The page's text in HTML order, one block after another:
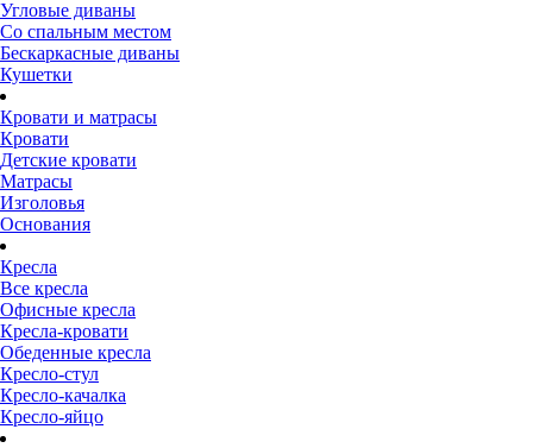
Угловые диваны
Со спальным местом
Бескаркасные диваны
Кушетки
Кровати и матрасы
Кровати
Детские кровати
Матрасы
Изголовья
Основания
Кресла
Все кресла
Офисные кресла
Кресла-кровати
Обеденные кресла
Кресло-стул
Кресло-качалка
Кресло-яйцо